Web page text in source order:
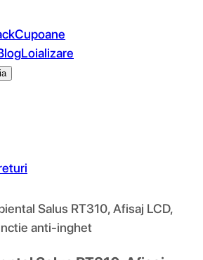
Cupoane
Loializare
Salus RT310, Afisaj LCD,
anti-inghet